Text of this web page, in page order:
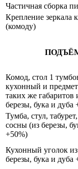
Частичная сборка
Крепление зеркала
(комоду)
Комод, стол 1
кухонный и
таких же габаритов
березы, бука и дуба
Тумба, стул,
сосны (из березы,
+50%)
Кухонный уголок
березы, бука и дуба